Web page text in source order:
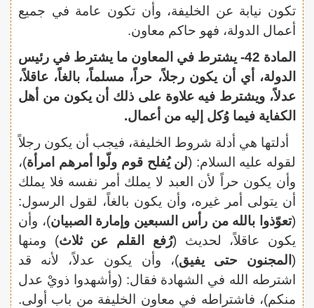
تكون نيابة عن الخليفة، وأن تكون عامة في جميع
أعمال الدولة، فهو حاكم معاون.
المادة 42- يشترط في المعاون ما يشترط في رئيس
الدولة، أي أن يكون رجلاً، حراً، مسلماً، بالغاً، عاقلاً،
عدلاً، ويشترط فيه علاوة على ذلك أن يكون من أهل
الكفاية فيما وُكل إليه من أعمال.
أدلتها هي أدلة شروط الخليفة، فيجب أن يكون رجلاً
لقوله عليه السلام: (لن يُفلح قوم ولّوا أمرهم امرأة)،
وأن يكون حراً لأن العبد لا يملك أمر نفسه فلا يملك
أن يتولى أمر غيره، وأن يكون بالغاً، لقول الرسول:
(تعوّذوا بالله من رأس السبعين وإمارة الصبيان)، وأن
يكون عاقلاً، لحديث (رُفع القلم عن ثلاث) ومنها
(المجنون حتى يفيق)، وأن يكون عدلاً، لأنه قد
اشترطه الله في الشهادة فقال: (وأشهدوا ذويْ عدل
منكم)، فاشتراطه في معاون الخليفة من باب أولى.